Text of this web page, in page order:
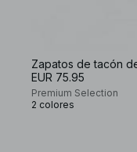
EUR 75.95
Premium Selection
2 colores